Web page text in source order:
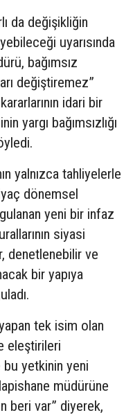
da değişikliğin
uyarısında
bağımsız
değiştiremez”
idari bir
yargı bağımsızlığı
yalnızca tahliyelerle
dönemsel
yeni bir infaz
siyasi
denetlenebilir ve
bir yapıya
tek isim olan
eleştirileri
yetkinin yeni
müdürüne
beri var” diyerek,